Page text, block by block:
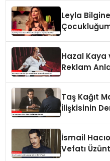
Leyla
Hazal Kaya
Reklam
Taş Kağıt
İlişkisinin
İsmail
Vefatı